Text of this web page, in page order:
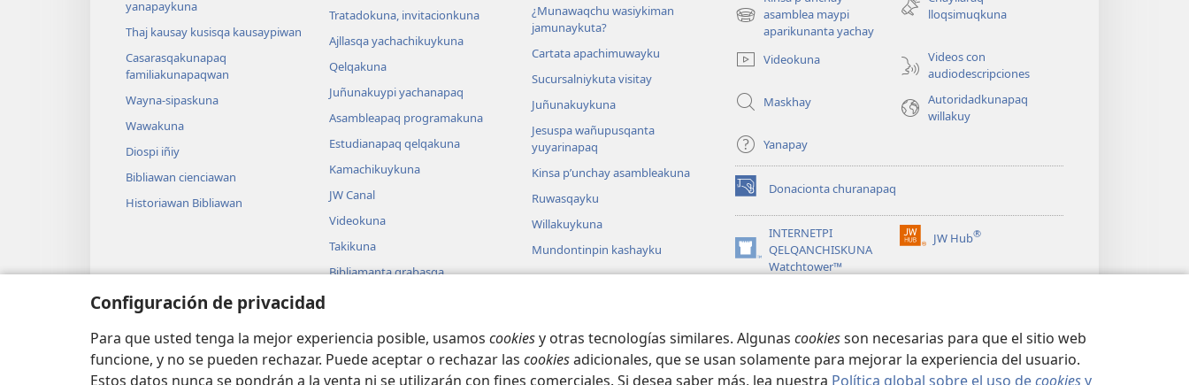
Configuración de privacidad
Para que usted tenga la mejor experiencia posible, usamos cookiesy otras tecnologías similares. Algunas cookiesson necesarias para que el sitio web
funcione, y no se pueden rechazar. Puede aceptar o rechazar las cookiesadicionales, que se usan solamente para mejorar la experiencia del usuario.
Estos datos nunca se pondrán a la venta ni se utilizarán con fines comerciales. Si desea saber más, lea nuestra Política global sobre el uso decookiesy
yanapaykuna
Thaj kausay kusisqa kausaypiwan
Casarasqakunapaq
familiakunapaqwan
Wayna-sipaskuna
Wawakuna
Diospi iñiy
Bibliawan cienciawan
Historiawan Bibliawan
Tratadokuna, invitacionkuna
Ajllasqa yachachikuykuna
Qelqakuna
Juñunakuypi yachanapaq
Asambleapaq programakuna
Estudianapaq qelqakuna
Kamachikuykuna
JW Canal
Videokuna
Takikuna
Bibliamanta grabasqa
¿Munawaqchu wasiykiman
jamunaykuta?
Cartata apachimuwayku
Sucursalniykuta visitay
Juñunakuykuna
Jesuspa wañupusqanta
yuyarinapaq
Kinsa p’unchay asambleakuna
Ruwasqayku
Willakuykuna
Mundontinpin kashayku
ventana)
asamblea maypi
aparikunanta yachay
(abre
nueva
lloqsimuqkuna
Videokuna
Videos con
audiodescripciones
Maskhay
Autoridadkunapaq
willakuy
Yanapay
Donacionta churanapaq
(abre
una
ventana)
INTERNETPI
QELQANCHISKUNA
Watchtower™
(abre
una
JW Hub®
(abre
nueva